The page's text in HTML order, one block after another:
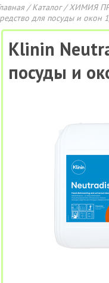
/Каталог/ХИМИЯ
для посуды и окон
Klinin
посуды и